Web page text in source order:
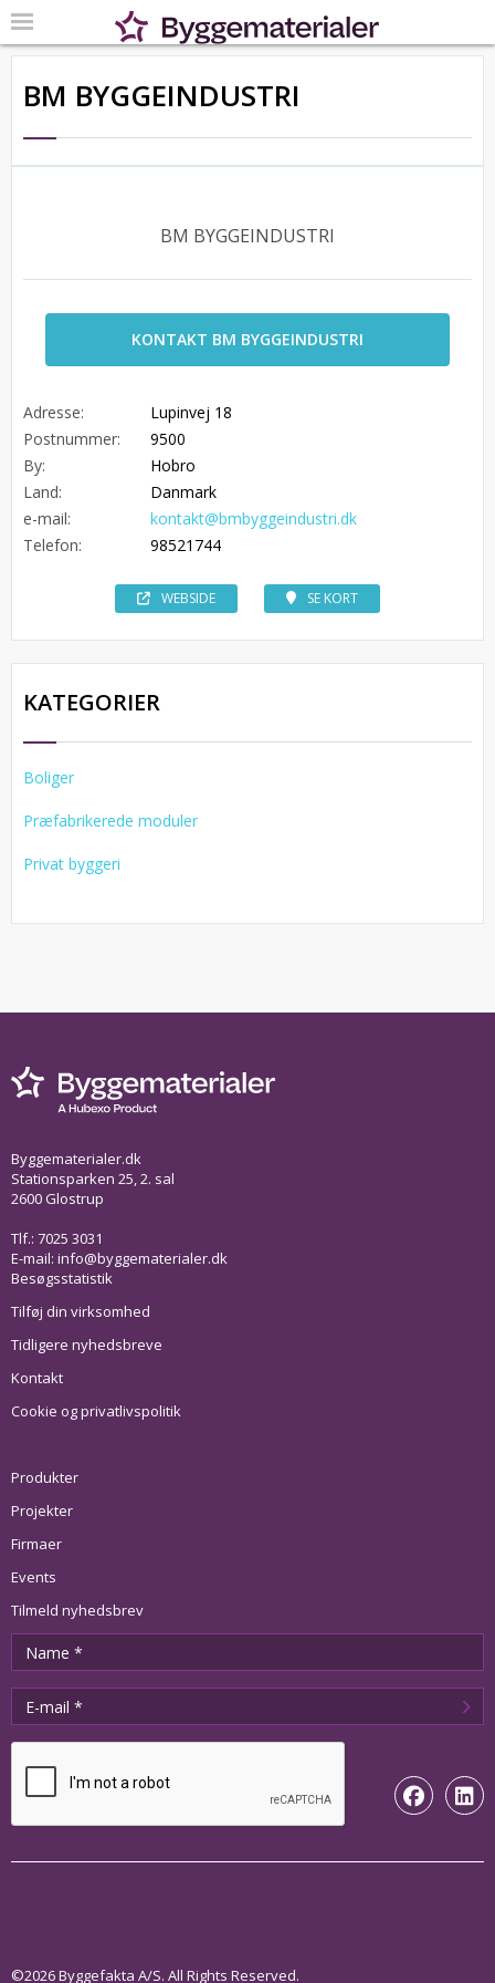
BM BYGGEINDUSTRI
BM BYGGEINDUSTRI
KONTAKT BM BYGGEINDUSTRI
Adresse:
Lupinvej 18
Postnummer:
9500
By:
Hobro
Land:
Danmark
e-mail:
kontakt@bmbyggeindustri.dk
Telefon:
98521744
WEBSIDE SE KORT
KATEGORIER
Boliger
Præfabrikerede moduler
Privat byggeri
Byggematerialer.dk
Stationsparken 25, 2. sal
2600 Glostrup
Tlf.: 7025 3031
E-mail: info@byggematerialer.dk
Besøgsstatistik
Tilføj din virksomhed
Tidligere nyhedsbreve
Kontakt
Cookie og privatlivspolitik
Produkter
Projekter
Firmaer
Events
Tilmeld nyhedsbrev
©2026 Byggefakta A/S. All Rights Reserved.